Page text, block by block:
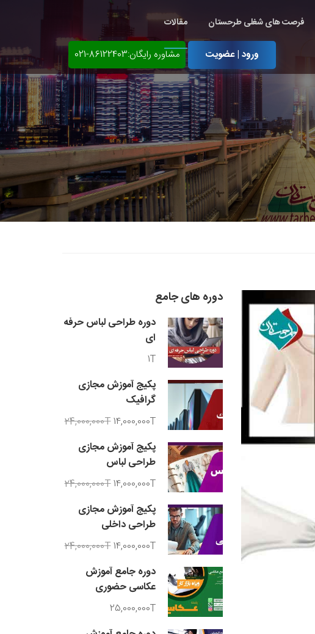
فرصت های شغلی طرحستان مقالات
ورود | عضویت مشاوره رایگان:86122403-021
دوره های جامع
دوره طراحی لباس حرفه
ای
1T
پکیج آموزش مجازی
گرافیک
24,000,000T14,000,000T
پکیج آموزش مجازی
طراحی لباس
24,000,000T14,000,000T
پکیج آموزش مجازی
طراحی داخلی
24,000,000T14,000,000T
دوره جامع آموزش
عکاسی حضوری
25,000,000T